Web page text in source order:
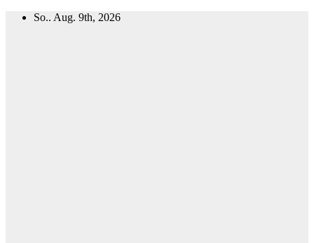
Zum
So.. Aug. 9th, 2026